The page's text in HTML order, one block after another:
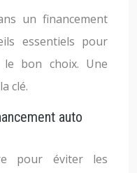
un financement
essentiels pour
bon choix. Une
clé.
auto
pour éviter les